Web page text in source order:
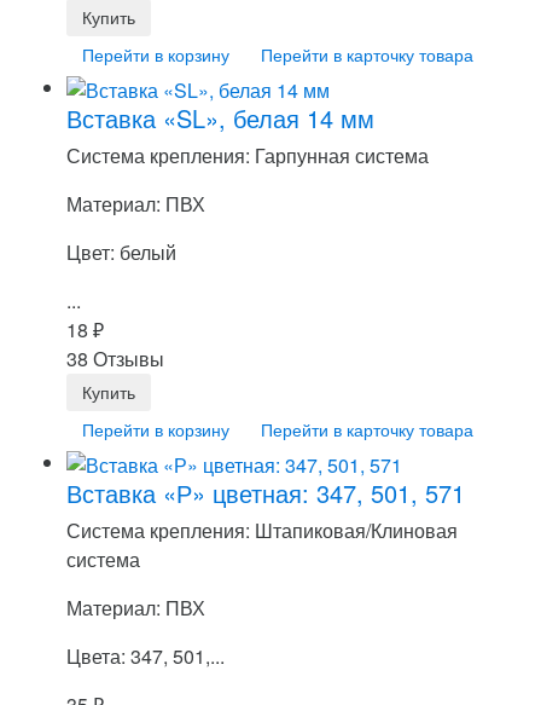
Перейти в корзину Перейти в карточку товара
Вставка «SL», белая 14 мм
Система крепления: Гарпунная система
Материал: ПВХ
Цвет: белый
...
18 ₽
38 Отзывы
Перейти в корзину Перейти в карточку товара
Вставка «Р» цветная: 347, 501, 571
Система крепления: Штапиковая/Клиновая
система
Материал: ПВХ
Цвета: 347, 501,...